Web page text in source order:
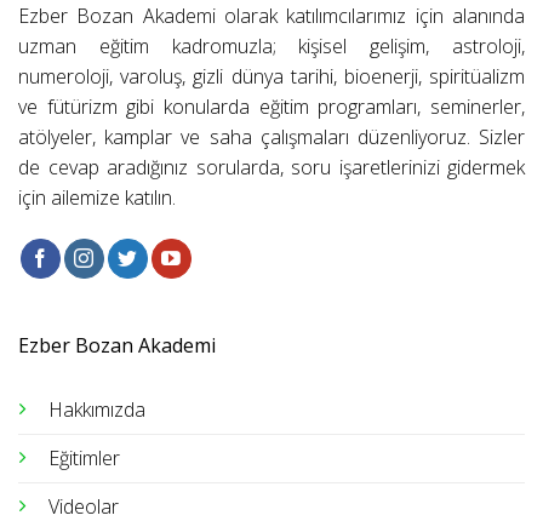
Ezber Bozan Akademi olarak katılımcılarımız için alanında
uzman eğitim kadromuzla; kişisel gelişim, astroloji,
numeroloji, varoluş, gizli dünya tarihi, bioenerji, spiritüalizm
ve fütürizm gibi konularda eğitim programları, seminerler,
atölyeler, kamplar ve saha çalışmaları düzenliyoruz. Sizler
de cevap aradığınız sorularda, soru işaretlerinizi gidermek
için ailemize katılın.
Ezber Bozan Akademi
Hakkımızda
Eğitimler
Videolar